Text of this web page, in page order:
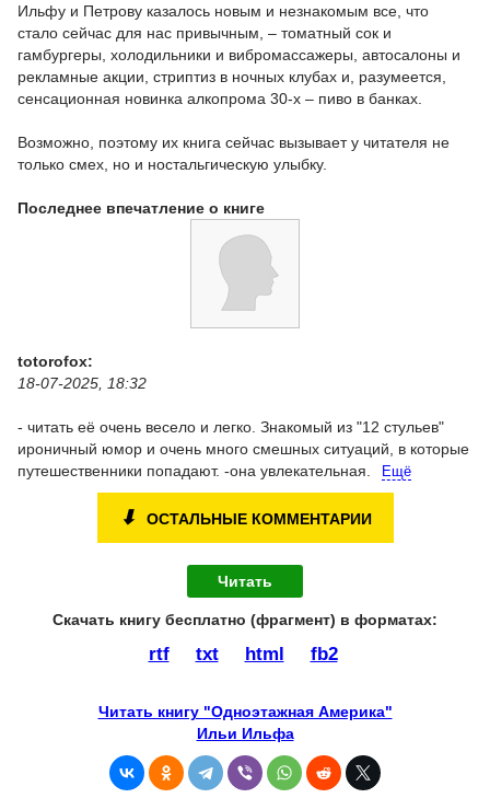
Ильфу и Петрову казалось новым и незнакомым все, что
стало сейчас для нас привычным, – томатный сок и
гамбургеры, холодильники и вибромассажеры, автосалоны и
рекламные акции, стриптиз в ночных клубах и, разумеется,
сенсационная новинка алкопрома 30-х – пиво в банках.
Возможно, поэтому их книга сейчас вызывает у читателя не
только смех, но и ностальгическую улыбку.
Последнее впечатление о книге
totorofox:
18-07-2025, 18:32
- читать её очень весело и легко. Знакомый из "12 стульев"
ироничный юмор и очень много смешных ситуаций, в которые
путешественники попадают. -она увлекательная. Ещё
⬇ ОСТАЛЬНЫЕ КОММЕНТАРИИ
Читать
Скачать книгу бесплатно (фрагмент) в форматах :
rtf txt html fb2
Читать книгу "Одноэтажная Америка"
Ильи Ильфа